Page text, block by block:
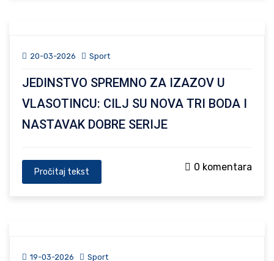
20-03-2026 Sport
JEDINSTVO SPREMNO ZA IZAZOV U
VLASOTINCU: CILJ SU NOVA TRI BODA I
NASTAVAK DOBRE SERIJE
Pročitaj tekst 0 komentara
19-03-2026 Sport